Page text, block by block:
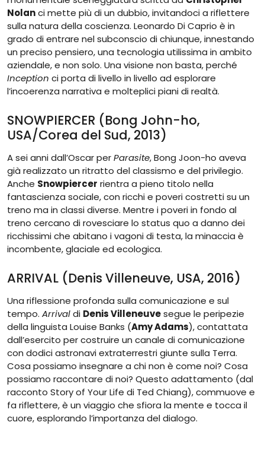
Nolanci mette più di un dubbio, invitandoci a riflettere
sulla natura della coscienza. Leonardo Di Caprio è in
grado di entrare nel subconscio di chiunque, innestando
un preciso pensiero, una tecnologia utilissima in ambito
aziendale, e non solo. Una visione non basta, perché
Inception ci porta di livello in livello ad esplorare
l’incoerenza narrativa e molteplici piani di realtà.
SNOWPIERCER (Bong John-ho,
USA/Corea del Sud, 2013)
A sei anni dall’Oscar perParasite, Bong Joon-ho aveva
già realizzato un ritratto del classismo e del privilegio.
Anche Snowpiercer rientra a pieno titolo nella
fantascienza sociale, con ricchi e poveri costretti su un
treno ma in classi diverse. Mentre i poveri in fondo al
treno cercano di rovesciare lo status quo a danno dei
ricchissimi che abitano i vagoni di testa, la minaccia è
incombente, glaciale ed ecologica.
ARRIVAL (Denis Villeneuve, USA, 2016)
Una riflessione profonda sulla comunicazione e sul
tempo. Arrivaldi Denis Villeneuvesegue le peripezie
della linguista Louise Banks (Amy Adams), contattata
dall’esercito per costruire un canale di comunicazione
con dodici astronavi extraterrestri giunte sulla Terra.
Cosa possiamo insegnare a chi non è come noi? Cosa
possiamo raccontare di noi? Questo adattamento (dal
racconto Story of Your Life di Ted Chiang), commuove e
fa riflettere, è un viaggio che sfiora la mente e tocca il
cuore, esplorando l’importanza del dialogo.